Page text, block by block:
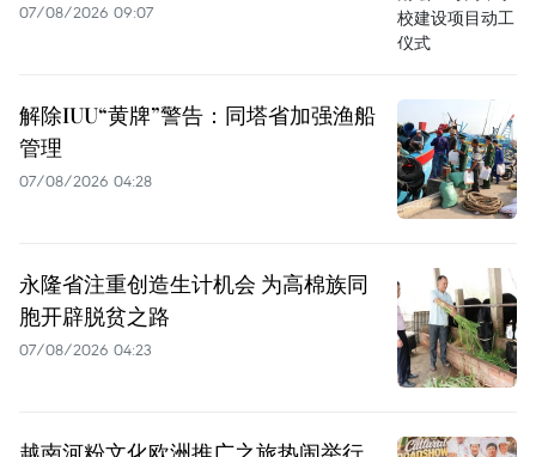
07/08/2026 09:07
解除IUU“黄牌”警告：同塔省加强渔船
管理
07/08/2026 04:28
永隆省注重创造生计机会 为高棉族同
胞开辟脱贫之路
07/08/2026 04:23